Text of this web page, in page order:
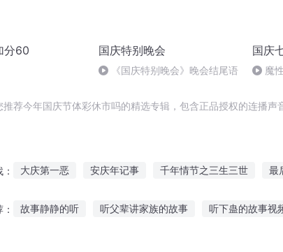
分60 国庆特别晚会
《国庆特别晚会》晚会结尾语
国庆
魔
荐今年国庆节体彩休市吗的精选专辑，包含正品授权的连播
大庆第一恶 安庆年记事 千年情节之三生三世 最
故事静静的听 听父辈讲家族的故事 听下蛊的故事视